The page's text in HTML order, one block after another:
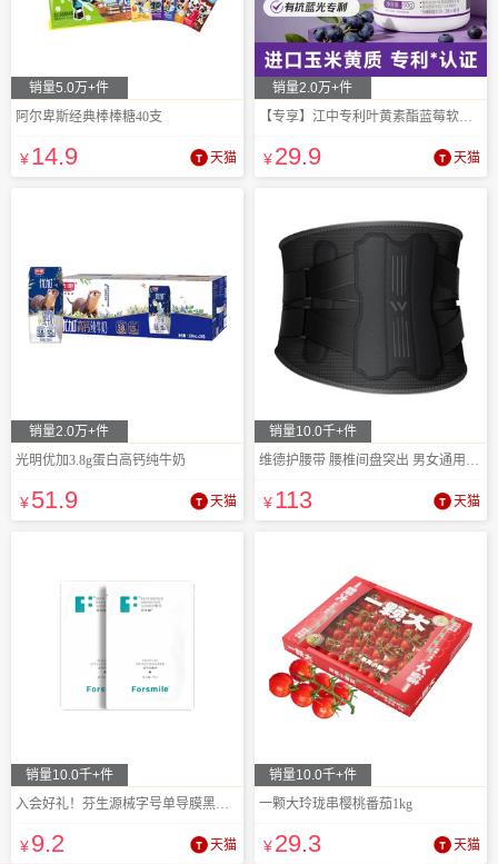
销量5.0万+件
阿尔卑斯经典棒棒糖40支
¥14.9 天猫
销量2.0万+件
【专享】江中专利叶黄素酯蓝莓软糖片2瓶
¥29.9 天猫
销量2.0万+件
光明优加3.8g蛋白高钙纯牛奶
¥51.9 天猫
销量10.0千+件
维德护腰带 腰椎间盘突出 男女通用轻薄腰托
¥113 天猫
销量10.0千+件
入会好礼！芬生源械字号单导膜黑膜两片
¥9.2 天猫
销量10.0千+件
一颗大玲珑串樱桃番茄1kg
¥29.3 天猫